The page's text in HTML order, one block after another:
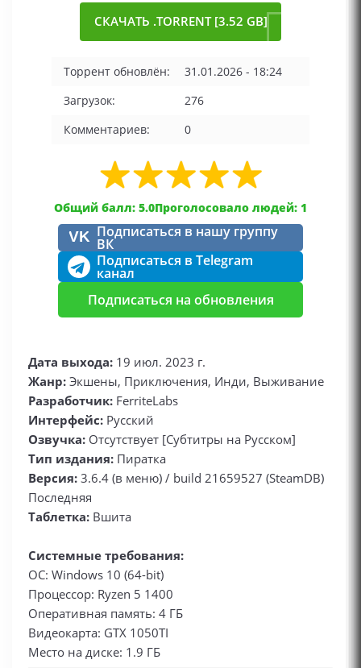
СКАЧАТЬ .TORRENT [3.52 GB]
Торрент обновлён:
31.01.2026 - 18:24
Загрузок:
276
Комментариев:
0
Общий балл: 5.0Проголосовало людей: 1
VK Подписаться в нашу группу
ВК
Подписаться в Telegram
канал
Подписаться на обновления
Дата выхода: 19 июл. 2023 г.
Жанр: Экшены, Приключения, Инди, Выживание
Разработчик: FerriteLabs
Интерфейс: Русский
Озвучка: Отсутствует [Субтитры на Русском]
Тип издания: Пиратка
Версия: 3.6.4 (в меню) / build 21659527 (SteamDB)
Последняя
Таблетка: Вшита
Системные требования:
ОС: Windows 10 (64-bit)
Процессор: Ryzen 5 1400
Оперативная память: 4 ГБ
Видеокарта: GTX 1050TI
Место на диске: 1.9 ГБ